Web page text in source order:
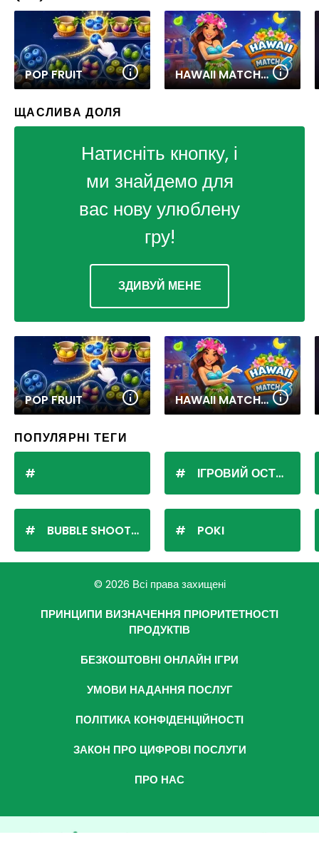
POP FRUIT HAWAII MATCH 6
ЩАСЛИВА ДОЛЯ
Натисніть кнопку, і
ми знайдемо для
вас нову улюблену
гру!
ЗДИВУЙ МЕНЕ
POP FRUIT HAWAII MATCH 6
ПОПУЛЯРНІ ТЕГИ
BUBBLE SHOOTER
ІГРОВИЙ ОСТРІВ
POKI
© 2026 Всі права захищені
ПРИНЦИПИ ВИЗНАЧЕННЯ ПРІОРИТЕТНОСТІ
ПРОДУКТІВ
БЕЗКОШТОВНІ ОНЛАЙН ІГРИ
УМОВИ НАДАННЯ ПОСЛУГ
ПОЛІТИКА КОНФІДЕНЦІЙНОСТІ
ЗАКОН ПРО ЦИФРОВІ ПОСЛУГИ
ПРО НАС